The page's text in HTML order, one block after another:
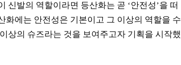
신발의 역할이라면 등산화는 곧 ‘안전성’을 떠
화에는 안전성은 기본이고 그 이상의 역할을 수
상의 슈즈라는 것을 보여주고자 기획을 시작했